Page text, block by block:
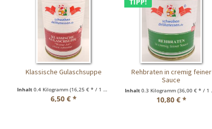
Klassische Gulaschsuppe
Inhalt 0.4 Kilogramm (16,25 € * / 1 Kilogramm)
6,50 € *
Rehbraten in cremig feiner
Sauce
Inhalt 0.3 Kilogramm (36,00 € * / 1 Kilogramm)
10,80 € *